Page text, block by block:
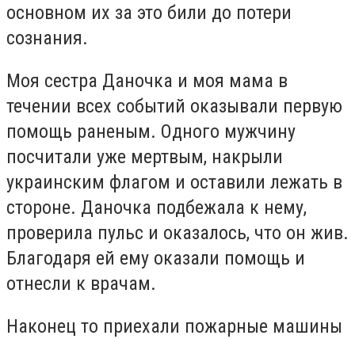
основном их за это били до потери
сознания.
Моя сестра Даночка и моя мама в
течении всех событий оказывали первую
помощь раненым. Одного мужчину
посчитали уже мертвым, накрыли
украинским флагом и оставили лежать в
стороне. Даночка подбежала к нему,
проверила пульс и оказалось, что он жив.
Благодаря ей ему оказали помощь и
отнесли к врачам.
Наконец то приехали пожарные машины